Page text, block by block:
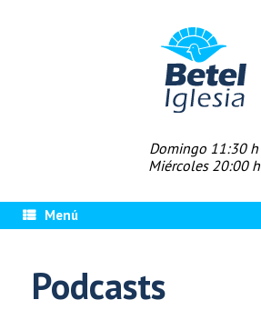
Domingo 11:30 h
Miércoles 20:00 h
Menú
Podcasts